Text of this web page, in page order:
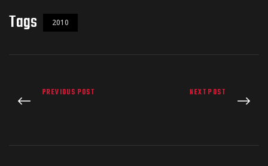
Tags 2010
PREVIOUS POST NEXT POST